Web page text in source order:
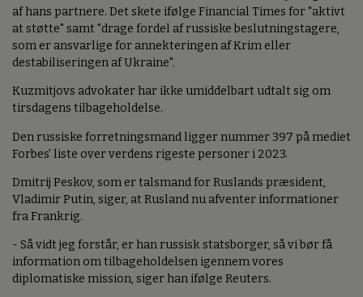
af hans partnere. Det skete ifølge Financial Times for "aktivt
at støtte" samt "drage fordel af russiske beslutningstagere,
som er ansvarlige for annekteringen af Krim eller
destabiliseringen af Ukraine".
Kuzmitjovs advokater har ikke umiddelbart udtalt sig om
tirsdagens tilbageholdelse.
Den russiske forretningsmand ligger nummer 397 på mediet
Forbes' liste over verdens rigeste personer i 2023.
Dmitrij Peskov, som er talsmand for Ruslands præsident,
Vladimir Putin, siger, at Rusland nu afventer informationer
fra Frankrig.
- Så vidt jeg forstår, er han russisk statsborger, så vi bør få
information om tilbageholdelsen igennem vores
diplomatiske mission, siger han ifølge Reuters.